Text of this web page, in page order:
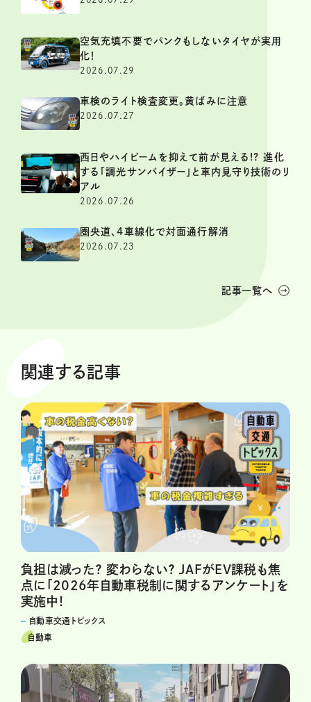
空気充填不要でパンクもしないタイヤが実用
化！
2026.07.29
車検のライト検査変更。黄ばみに注意
2026.07.27
西日やハイビームを抑えて前が見える!? 進化
する「調光サンバイザー」と車内見守り技術のリ
アル
2026.07.26
圏央道、4車線化で対面通行解消
2026.07.23
記事一覧へ
関連する記事
負担は減った？ 変わらない？ JAFがEV課税も焦
点に「2026年自動車税制に関するアンケート」を
実施中！
自動車交通トピックス
自動車